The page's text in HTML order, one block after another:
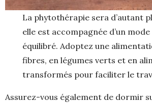
La phytothérapie sera d’autant
elle est accompagnée d’un mode
équilibré. Adoptez une
fibres, en légumes verts et en
transformés pour faciliter le
Assurez-vous également de dormir